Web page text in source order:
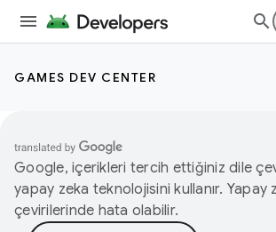
GAMES DEV CENTER
Google, içerikleri tercih ettiğiniz dile
yapay zeka teknolojisini kullanır. Yapay
çevirilerinde hata olabilir.